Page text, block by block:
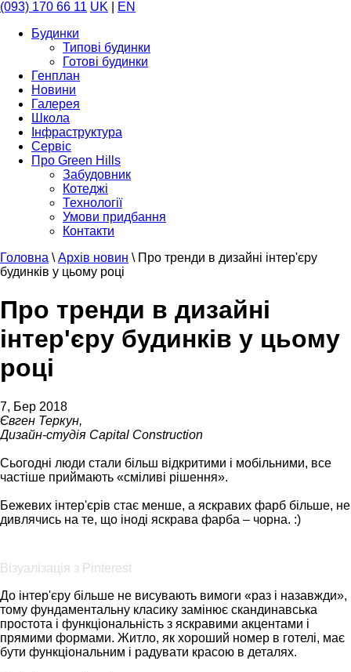
(093) 170 66 11 UK
EN
Будинки
Типові будинки
Готові будинки
Генплан
Новини
Галерея
Школа
Інфраструктура
Сервіс
Про Green Hills
Забудовник
Котеджі
Технології
Умови придбання
Контакти
Головна \ Архів новин \ Про тренди в дизайні інтер'єру
будинків у цьому році
Про тренди в дизайні
інтер'єру будинків у цьому
році
7, Бер 2018
Євген Теркун,
Дизайн-студія Capital Construction
Сьогодні люди стали більш відкритими і мобільними, все
частіше приймають «сміливі рішення».
Бежевих інтер'єрів стає менше, а яскравих фарб більше, не
дивлячись на те, що іноді яскрава фарба – чорна. :)
Візуалізація з Pinterest
До інтер'єру більше не висувають вимоги «раз і назавжди»,
тому фундаментальну класику замінює скандинавська
простота і функціональність з яскравими акцентами і
прямими формами. Житло, як хороший номер в готелі, має
бути функціональним і радувати красою в деталях.